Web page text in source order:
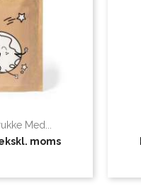
Med...
moms